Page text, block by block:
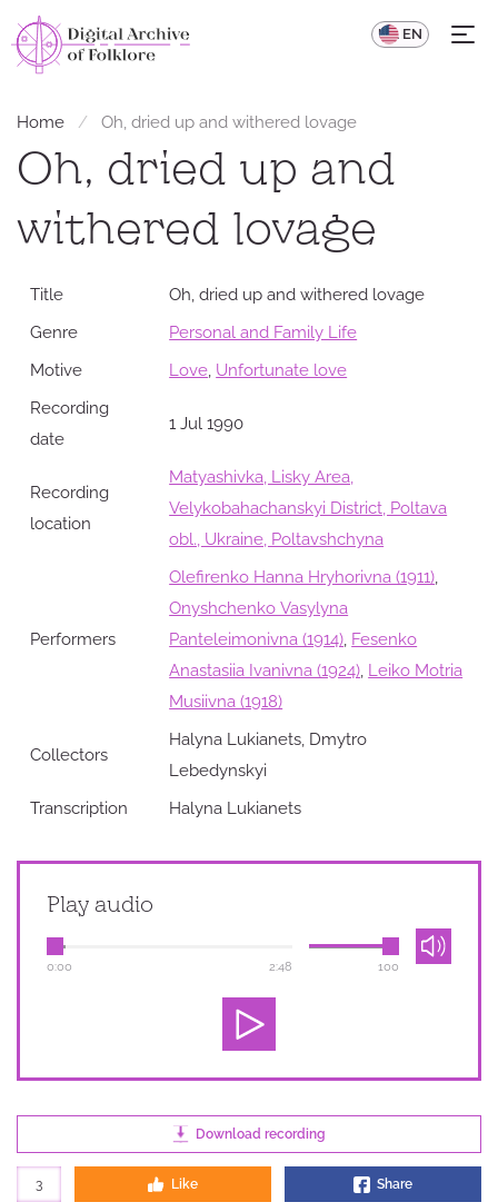
UA EN
Home Oh, dried up and withered lovage
Oh, dried up and
withered lovage
Title
Oh, dried up and withered lovage
Genre
Personal and Family Life
Motive
Love Unfortunate love
Recording
date
1 Jul 1990
Recording
location
Matyashivka, Lisky Area,
Velykobahachanskyi District, Poltava
obl., Ukraine, Poltavshchyna
Performers
Olefirenko Hanna Hryhorivna (1911)
Onyshchenko Vasylyna
Panteleimonivna (1914) Fesenko
Anastasiia Ivanivna (1924) Leiko Motria
Musiivna (1918)
Collectors
Halyna Lukianets, Dmytro
Lebedynskyi
Transcription
Halyna Lukianets
Play audio
0:00 2:48 100
Download recording
3 Like Share